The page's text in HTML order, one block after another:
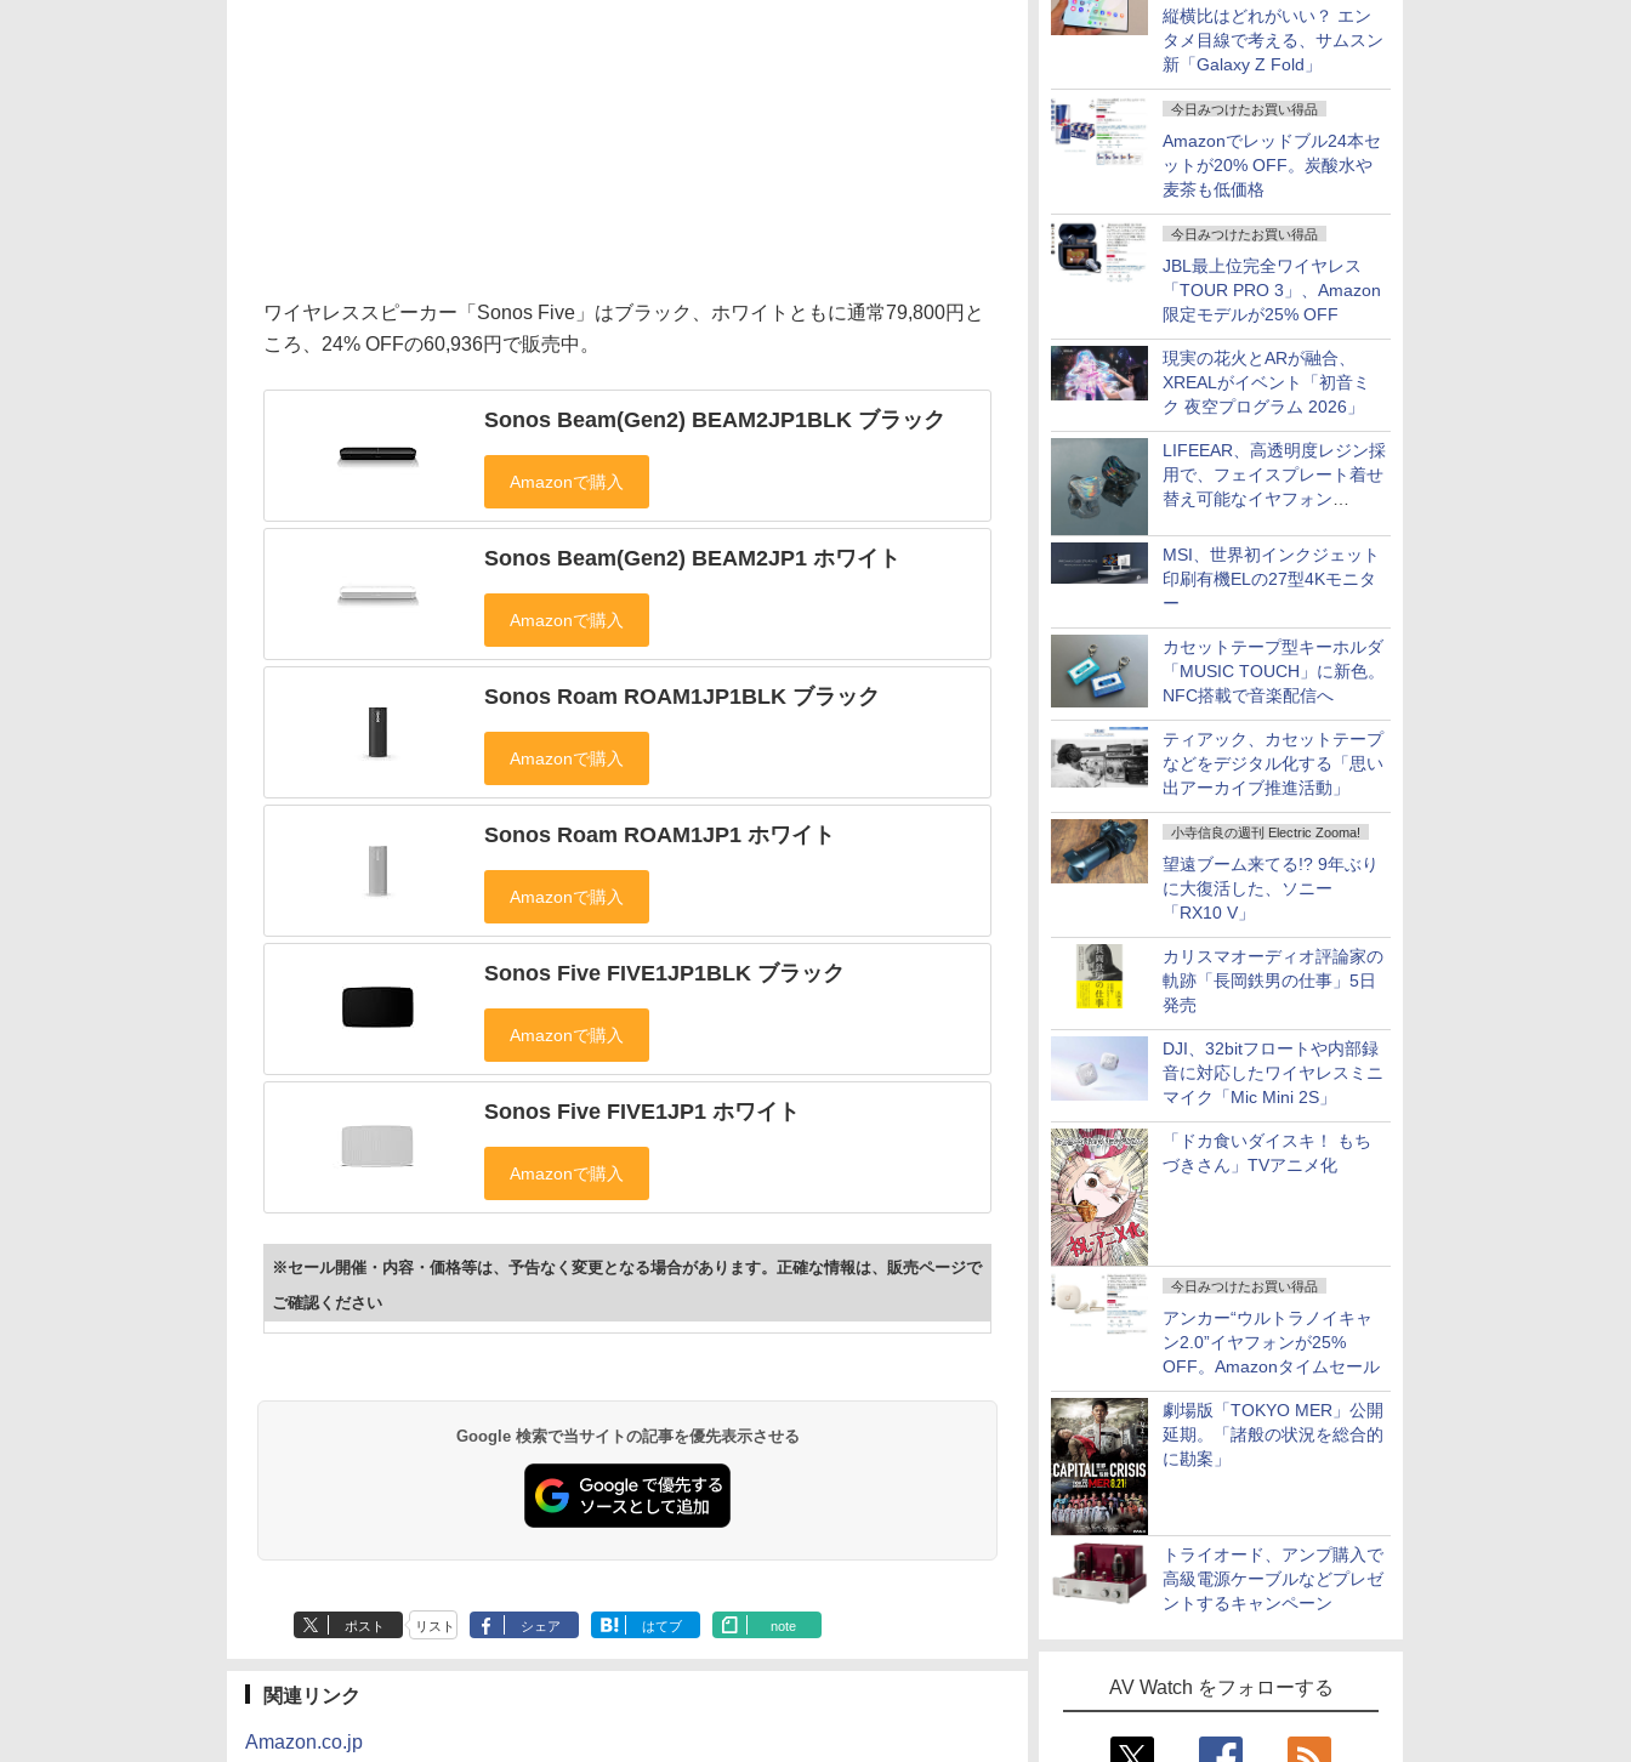
縦横比はどれがいい？ エン
タメ目線で考える、サムスン
新「Galaxy Z Fold」
今日みつけたお買い得品
Amazonでレッドブル24本セ
ットが20% OFF。炭酸水や
麦茶も低価格
今日みつけたお買い得品
JBL最上位完全ワイヤレス
「TOUR PRO 3」、Amazon
限定モデルが25% OFF
現実の花火とARが融合、
XREALがイベント「初音ミ
ク 夜空プログラム 2026」
LIFEEAR、高透明度レジン採
用で、フェイスプレート着せ
替え可能なイヤフォン
MSI、世界初インクジェット
印刷有機ELの27型4Kモニタ
ー
カセットテープ型キーホルダ
「MUSIC TOUCH」に新色。
NFC搭載で音楽配信へ
ティアック、カセットテープ
などをデジタル化する「思い
出アーカイブ推進活動」
小寺信良の週刊 Electric Zooma!
望遠ブーム来てる!? 9年ぶり
に大復活した、ソニー
「RX10 V」
カリスマオーディオ評論家の
軌跡「長岡鉄男の仕事」5日
発売
DJI、32bitフロートや内部録
音に対応したワイヤレスミニ
マイク「Mic Mini 2S」
「ドカ食いダイスキ！ もち
づきさん」TVアニメ化
今日みつけたお買い得品
アンカー“ウルトラノイキャ
ン2.0”イヤフォンが25%
OFF。Amazonタイムセール
劇場版「TOKYO MER」公開
延期。「諸般の状況を総合的
に勘案」
トライオード、アンプ購入で
高級電源ケーブルなどプレゼ
ントするキャンペーン
AV Watch をフォローする
ワイヤレススピーカー「Sonos Five」はブラック、ホワイトともに通常79,800円と
ころ、24% OFFの60,936円で販売中。
Sonos Beam(Gen2) BEAM2JP1BLK ブラック
Sonos Beam(Gen2) BEAM2JP1 ホワイト
Sonos Roam ROAM1JP1BLK ブラック
Sonos Roam ROAM1JP1 ホワイト
Sonos Five FIVE1JP1BLK ブラック
Sonos Five FIVE1JP1 ホワイト
※セール開催・内容・価格等は、予告なく変更となる場合があります。正確な情報は、販売ページで
ご確認ください
Google 検索で当サイトの記事を優先表示させる
ポスト リスト シェア はてブ note
関連リンク
Amazon.co.jp